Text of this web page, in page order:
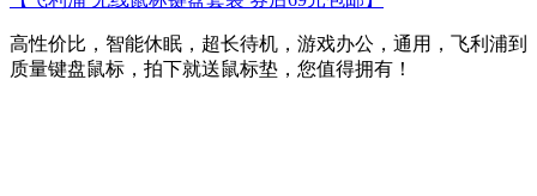
高性价比，智能休眠，超长待机，游戏办公，通用，飞利浦到
质量键盘鼠标，拍下就送鼠标垫，您值得拥有！